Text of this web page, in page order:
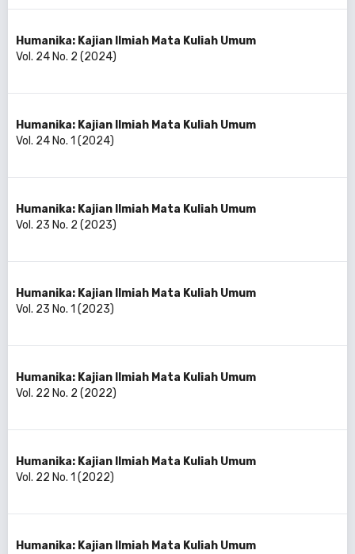
Humanika: Kajian Ilmiah Mata Kuliah Umum
Vol. 24 No. 2 (2024)
Humanika: Kajian Ilmiah Mata Kuliah Umum
Vol. 24 No. 1 (2024)
Humanika: Kajian Ilmiah Mata Kuliah Umum
Vol. 23 No. 2 (2023)
Humanika: Kajian Ilmiah Mata Kuliah Umum
Vol. 23 No. 1 (2023)
Humanika: Kajian Ilmiah Mata Kuliah Umum
Vol. 22 No. 2 (2022)
Humanika: Kajian Ilmiah Mata Kuliah Umum
Vol. 22 No. 1 (2022)
Humanika: Kajian Ilmiah Mata Kuliah Umum